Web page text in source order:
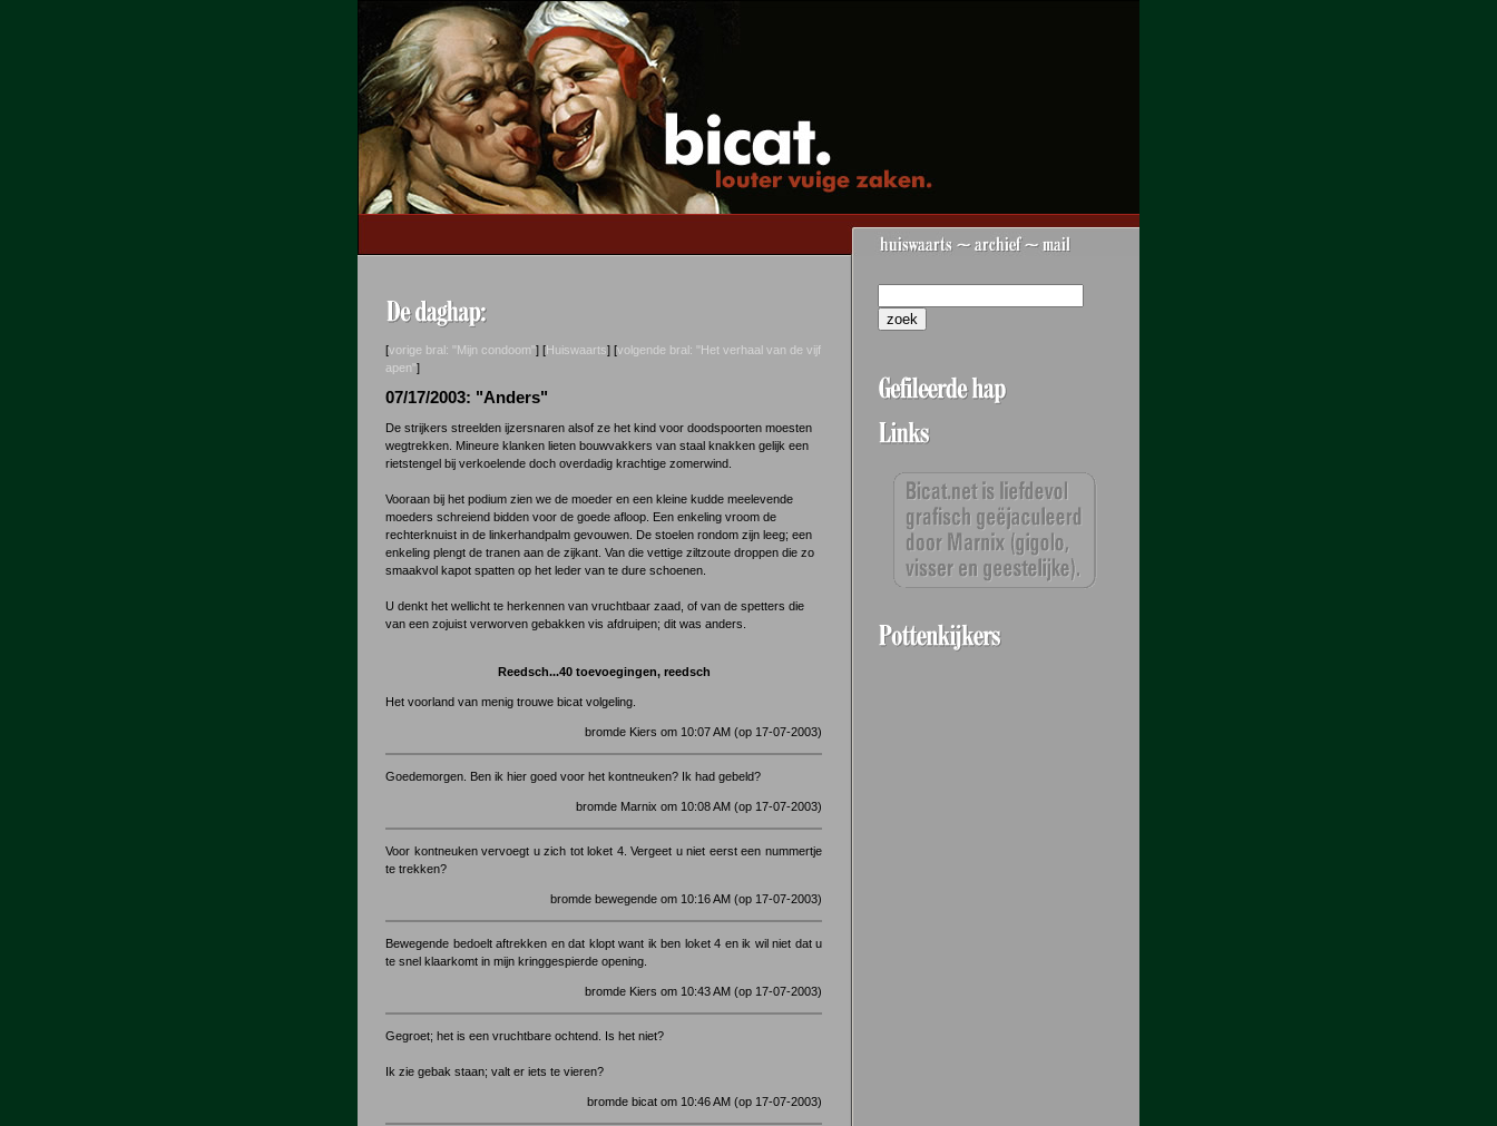
[vorige bral: "Mijn condoom"] [Huiswaarts] [volgende bral: "Het verhaal van de vijf
apen"]
07/17/2003: "Anders"
De strijkers streelden ijzersnaren alsof ze het kind voor doodspoorten moesten
wegtrekken. Mineure klanken lieten bouwvakkers van staal knakken gelijk een
rietstengel bij verkoelende doch overdadig krachtige zomerwind.
Vooraan bij het podium zien we de moeder en een kleine kudde meelevende
moeders schreiend bidden voor de goede afloop. Een enkeling vroom de
rechterknuist in de linkerhandpalm gevouwen. De stoelen rondom zijn leeg; een
enkeling plengt de tranen aan de zijkant. Van die vettige ziltzoute droppen die zo
smaakvol kapot spatten op het leder van te dure schoenen.
U denkt het wellicht te herkennen van vruchtbaar zaad, of van de spetters die
van een zojuist verworven gebakken vis afdruipen; dit was anders.
Reedsch...40 toevoegingen, reedsch
Het voorland van menig trouwe bicat volgeling.
bromde Kiers om 10:07 AM (op 17-07-2003)
Goedemorgen. Ben ik hier goed voor het kontneuken? Ik had gebeld?
bromde Marnix om 10:08 AM (op 17-07-2003)
Voor kontneuken vervoegt u zich tot loket 4. Vergeet u niet eerst een nummertje
te trekken?
bromde bewegende om 10:16 AM (op 17-07-2003)
Bewegende bedoelt aftrekken en dat klopt want ik ben loket 4 en ik wil niet dat u
te snel klaarkomt in mijn kringgespierde opening.
bromde Kiers om 10:43 AM (op 17-07-2003)
Gegroet; het is een vruchtbare ochtend. Is het niet?
Ik zie gebak staan; valt er iets te vieren?
bromde bicat om 10:46 AM (op 17-07-2003)